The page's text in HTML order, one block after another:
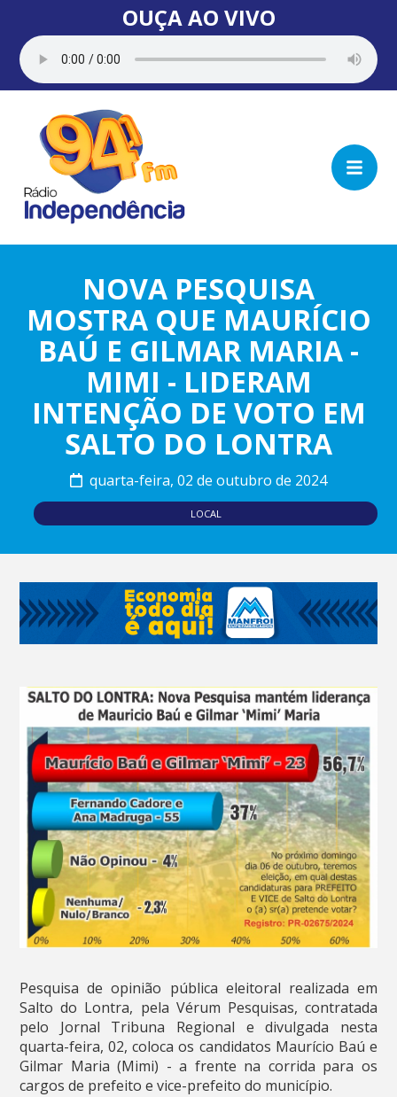
OUÇA AO VIVO
NOVA PESQUISA
MOSTRA QUE MAURÍCIO
BAÚ E GILMAR MARIA -
MIMI - LIDERAM
INTENÇÃO DE VOTO EM
SALTO DO LONTRA
quarta-feira, 02 de outubro de 2024
LOCAL
Pesquisa de opinião pública eleitoral realizada em
Salto do Lontra, pela Vérum Pesquisas, contratada
pelo Jornal Tribuna Regional e divulgada nesta
quarta-feira, 02, coloca os candidatos Maurício Baú e
Gilmar Maria (Mimi) - a frente na corrida para os
cargos de prefeito e vice-prefeito do município.